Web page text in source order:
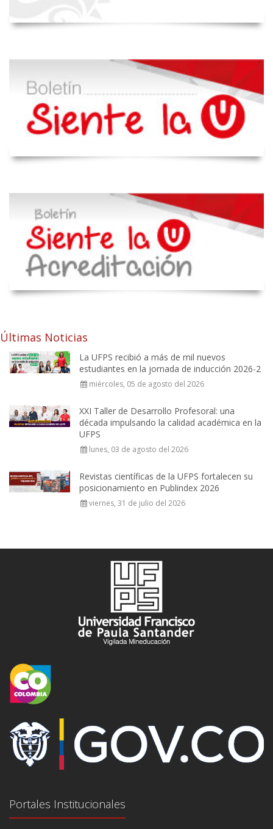
Últimas Noticias
La UFPS recibió a más de mil nuevos
estudiantes en la jornada de inducción 2026-2
miércoles, 05 de agosto del 2026
XXI Taller de Desarrollo Profesoral: una
década impulsando la calidad académica en la
UFPS
lunes, 03 de agosto del 2026
Revistas científicas de la UFPS fortalecen su
posicionamiento en Publindex 2026
viernes, 31 de julio del 2026
Portales Institucionales